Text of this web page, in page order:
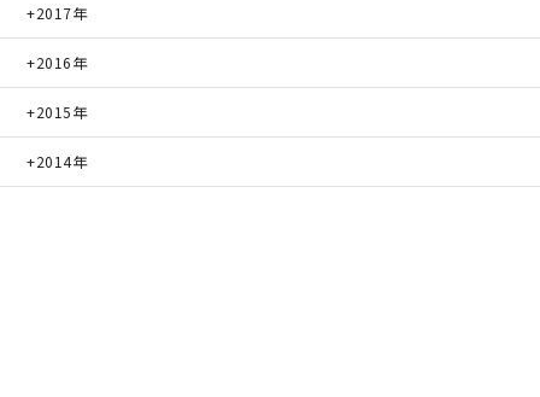
2017年
2016年
2015年
2014年